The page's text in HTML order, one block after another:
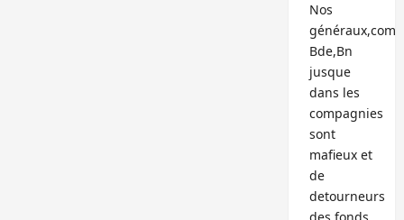
Nos
généraux,com
Bde,Bn
jusque
dans les
compagnies
sont
mafieux et
de
detourneurs